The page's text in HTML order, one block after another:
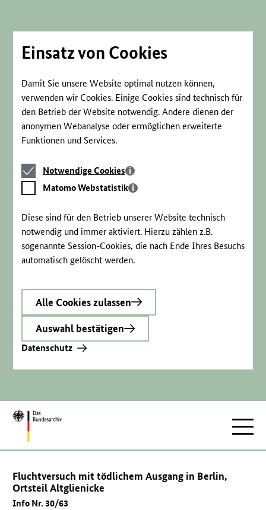
Einsatz von Cookies
Damit Sie unsere Website optimal nutzen können,
verwenden wir Cookies. Einige Cookies sind technisch für
den Betrieb der Website notwendig. Andere dienen der
anonymen Webanalyse oder ermöglichen erweiterte
Funktionen und Services.
Notwendige
Cookies
Notwendige Cookies
Matomo
Webstatistik
Matomo Webstatistik
Diese sind für den Betrieb unserer Website technisch
notwendig und immer aktiviert. Hierzu zählen z.B.
sogenannte Session-Cookies, die nach Ende Ihres Besuchs
automatisch gelöscht werden.
Alle Cookies zulassen
Auswahl bestätigen
Datenschutz
Zur
Fluchtversuch mit tödlichem Ausgang in Berlin,
Ortsteil Altglienicke
Info Nr. 30/63